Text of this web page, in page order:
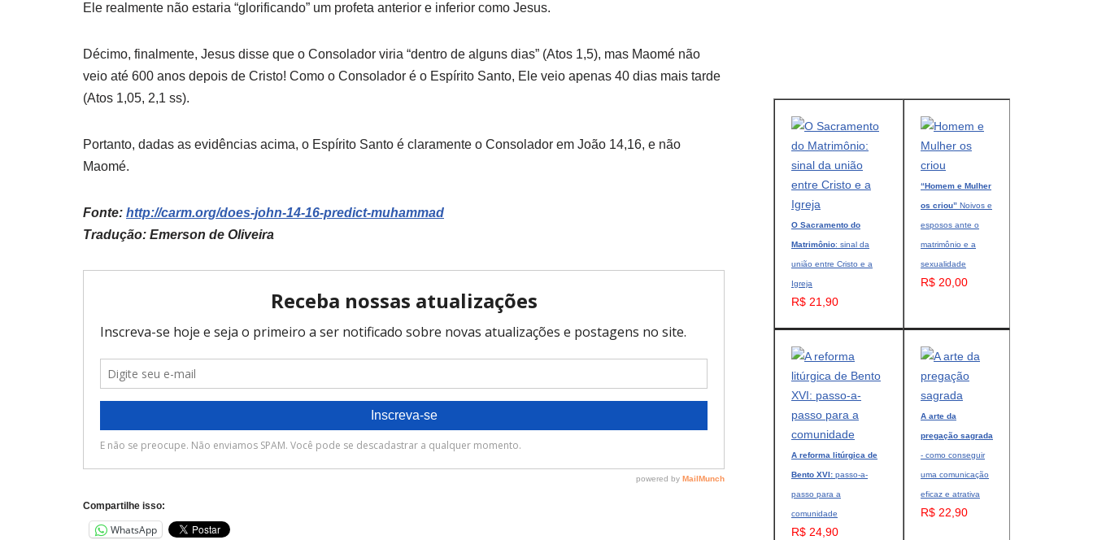
Ele realmente não estaria “glorificando” um profeta anterior e inferior como Jesus.
Décimo, finalmente, Jesus disse que o Consolador viria “dentro de alguns dias” (Atos 1,5), mas Maomé não
veio até 600 anos depois de Cristo! Como o Consolador é o Espírito Santo, Ele veio apenas 40 dias mais tarde
(Atos 1,05, 2,1 ss).
Portanto, dadas as evidências acima, o Espírito Santo é claramente o Consolador em João 14,16, e não
Maomé.
Fonte: http://carm.org/does-john-14-16-predict-muhammad
Tradução: Emerson de Oliveira
Compartilhe isso:
WhatsApp
O Sacramento do
Matrimônio: sinal da
união entre Cristo e a
Igreja
R$ 21,90
“Homem e Mulher
os criou” Noivos e
esposos ante o
matrimônio e a
sexualidade
R$ 20,00
A reforma litúrgica de
Bento XVI: passo-a-
passo para a
comunidade
R$ 24,90
A arte da
pregação sagrada
- como conseguir
uma comunicação
eficaz e atrativa
R$ 22,90